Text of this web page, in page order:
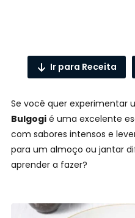
Ir para Receita
Se você quer experimentar
Bulgogi é uma excelente
com sabores intensos e
para um almoço ou jantar
aprender a fazer?